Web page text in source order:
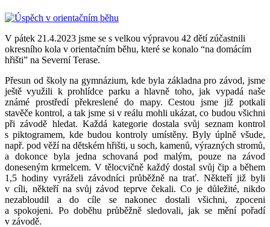
V pátek 21.4.2023 jsme se s velkou výpravou 42 dětí zúčastnili
okresního kola v orientačním běhu, které se konalo “na domácím
hřišti” na Severní Terase.
Přesun od školy na gymnázium, kde byla základna pro závod, jsme
ještě využili k prohlídce parku a hlavně toho, jak vypadá naše
známé prostředí překreslené do mapy. Cestou jsme již potkali
stavěče kontrol, a tak jsme si v reálu mohli ukázat, co budou všichni
při závodě hledat. Každá kategorie dostala svůj seznam kontrol
s piktogramem, kde budou kontroly umístěny. Byly úplně všude,
např. pod věží na dětském hřišti, u soch, kamenů, výrazných stromů,
a dokonce byla jedna schovaná pod malým, pouze na závod
doneseným krmelcem. V tělocvičně každý dostal svůj čip a během
1,5 hodiny vyráželi závodníci průběžně na trať. Někteří již byli
v cíli, někteří na svůj závod teprve čekali. Co je důležité, nikdo
nezabloudil a do cíle se nakonec dostali všichni, zpoceni
a spokojeni. Po doběhu průběžně sledovali, jak se mění pořadí
v závodě.